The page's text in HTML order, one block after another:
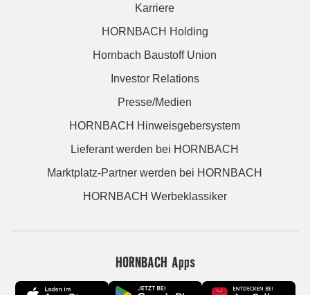
Karriere
HORNBACH Holding
Hornbach Baustoff Union
Investor Relations
Presse/Medien
HORNBACH Hinweisgebersystem
Lieferant werden bei HORNBACH
Marktplatz-Partner werden bei HORNBACH
HORNBACH Werbeklassiker
HORNBACH Apps